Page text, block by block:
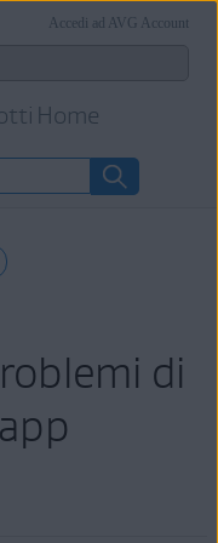
Home
Accedi ad AVG Account
di